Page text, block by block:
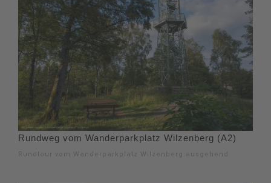
Rundweg vom Wanderparkplatz Wilzenberg (A2)
Rundtour vom Wanderparkplatz Wilzenberg ausgehend.